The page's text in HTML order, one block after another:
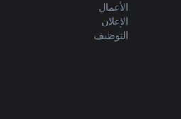
الأعمال
الإعلان
التوظيف